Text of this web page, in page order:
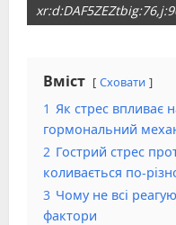
Вміст Сховати
1 Як стрес впливає
гормональний
2 Гострий стрес
коливається по-
3 Чому не всі
фактори